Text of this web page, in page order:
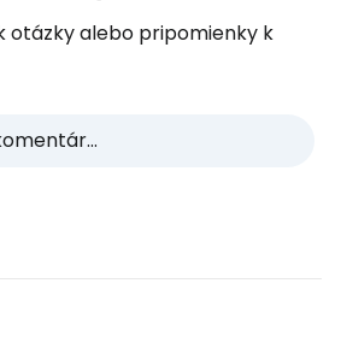
otázky alebo pripomienky k